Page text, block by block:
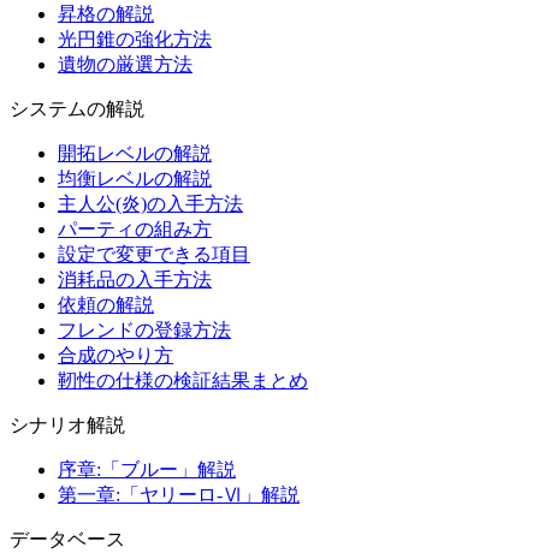
昇格の解説
光円錐の強化方法
遺物の厳選方法
システムの解説
開拓レベルの解説
均衡レベルの解説
主人公(炎)の入手方法
パーティの組み方
設定で変更できる項目
消耗品の入手方法
依頼の解説
フレンドの登録方法
合成のやり方
靭性の仕様の検証結果まとめ
シナリオ解説
序章:「ブルー」解説
第一章:「ヤリーロ-Ⅵ」解説
データベース